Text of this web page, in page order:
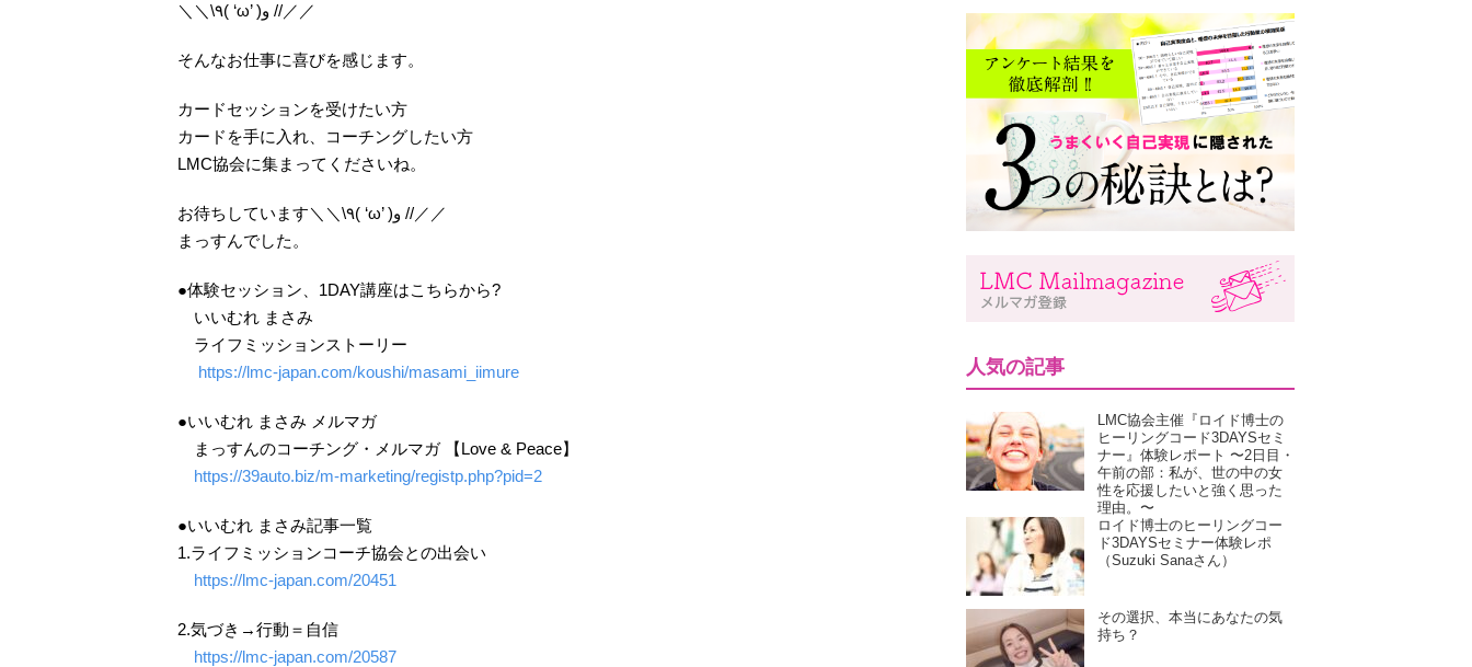
＼＼\٩( ‘ω’ )و //／／
そんなお仕事に喜びを感じます。
カードセッションを受けたい方
カードを手に入れ、コーチングしたい方
LMC協会に集まってくださいね。
お待ちしています＼＼\٩( ‘ω’ )و //／／
まっすんでした。
●体験セッション、1DAY講座はこちらから?
いいむれ まさみ
ライフミッションストーリー
https://lmc-japan.com/koushi/masami_iimure
●いいむれ まさみ メルマガ
まっすんのコーチング・メルマガ 【Love & Peace】
https://39auto.biz/m-marketing/registp.php?pid=2
●いいむれ まさみ記事一覧
1.ライフミッションコーチ協会との出会い
https://lmc-japan.com/20451
2.気づき→行動＝自信
https://lmc-japan.com/20587
人気の記事
LMC協会主催『ロイド博士の
ヒーリングコード3DAYSセミ
ナー』体験レポート 〜2日目・
午前の部：私が、世の中の女
性を応援したいと強く思った
理由。〜
ロイド博士のヒーリングコー
ド3DAYSセミナー体験レポ
（Suzuki Sanaさん）
その選択、本当にあなたの気
持ち？